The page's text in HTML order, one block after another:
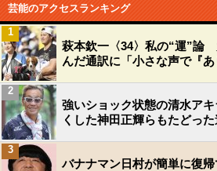
芸能のアクセスランキング
萩本欽一〈34〉私の“運”論
んだ通訳に「小さな声で『あ
1
強いショック状態の清水ア
くした神田正輝らもたどっ
2
バナナマン日村が簡単に復
3